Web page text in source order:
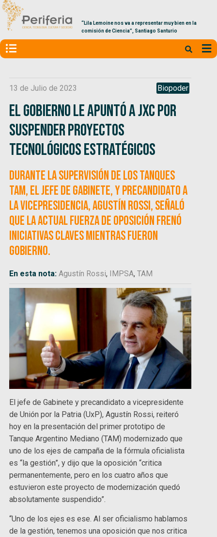
“Lila Lemoine nos va a representar muy bien en la
comisión de Ciencia”, Santiago Santurio
13 de Julio de 2023 Biopoder
El Gobierno le apuntó a JxC por
suspender proyectos
tecnológicos estratégicos
Durante la supervisión de los tanques
TAM, el jefe de Gabinete, y precandidato a
la vicepresidencia, Agustín Rossi, señaló
que la actual fuerza de oposición frenó
iniciativas claves mientras fueron
gobierno.
En esta nota:Agustín Rossi, IMPSA,TAM
El jefe de Gabinete y precandidato a vicepresidente
de Unión por la Patria (UxP), Agustín Rossi, reiteró
hoy en la presentación del primer prototipo de
Tanque Argentino Mediano (TAM) modernizado que
uno de los ejes de campaña de la fórmula oficialista
es “la gestión”, y dijo que la oposición “critica
permanentemente, pero en los cuatro años que
estuvieron este proyecto de modernización quedó
absolutamente suspendido”.
“Uno de los ejes es ese. Al ser oficialismo hablamos
de la gestión, tenemos una oposición que nos critica